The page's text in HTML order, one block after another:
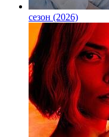
сезон (2026)